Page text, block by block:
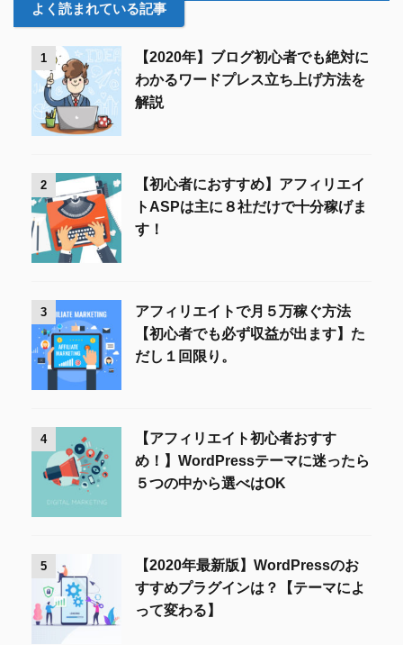
よく読まれている記事
1
【2020年】ブログ初心者でも絶対に
わかるワードプレス立ち上げ方法を
解説
2
【初心者におすすめ】アフィリエイ
トASPは主に８社だけで十分稼げま
す！
3
アフィリエイトで月５万稼ぐ方法
【初心者でも必ず収益が出ます】た
だし１回限り。
4
【アフィリエイト初心者おすす
め！】WordPressテーマに迷ったら
５つの中から選べはOK
5
【2020年最新版】WordPressのお
すすめプラグインは？【テーマによ
って変わる】